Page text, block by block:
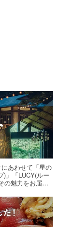
あわせて「星の
)」「LUCY(ルー
の魅力をお届け